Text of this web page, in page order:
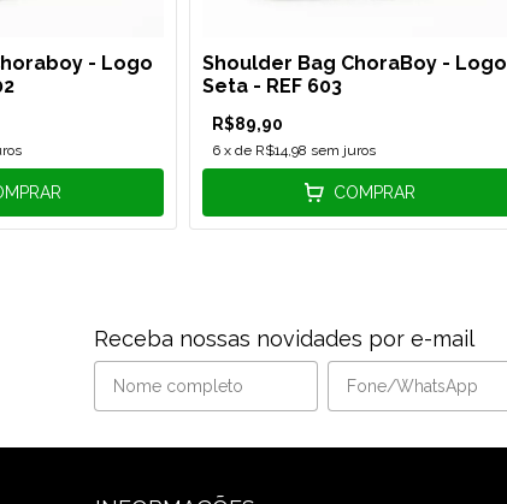
- Logo
Shoulder Bag ChoraBoy - Logo
Seta - REF 603
R$89,90
6 x de R$14,98 sem juros
COMPRAR
Receba nossas novidades por e-mail